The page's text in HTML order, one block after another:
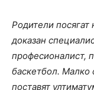
Родители посягат
доказан
професионалист,
баскетбол. Малко
поставят